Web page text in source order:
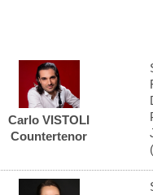
Carlo VISTOLI
Countertenor